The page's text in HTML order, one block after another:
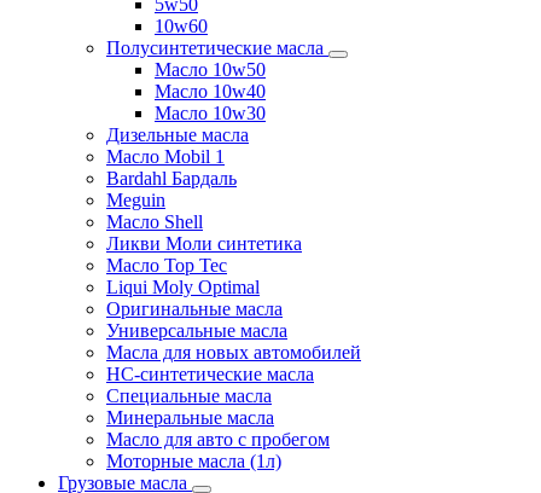
5w50
10w60
Полусинтетические масла
Масло 10w50
Масло 10w40
Масло 10w30
Дизельные масла
Масло Mobil 1
Bardahl Бардаль
Meguin
Масло Shell
Ликви Моли синтетика
Масло Top Tec
Liqui Moly Optimal
Оригинальные масла
Универсальные масла
Масла для новых автомобилей
HC-синтетические масла
Специальные масла
Минеральные масла
Масло для авто с пробегом
Моторные масла (1л)
Грузовые масла